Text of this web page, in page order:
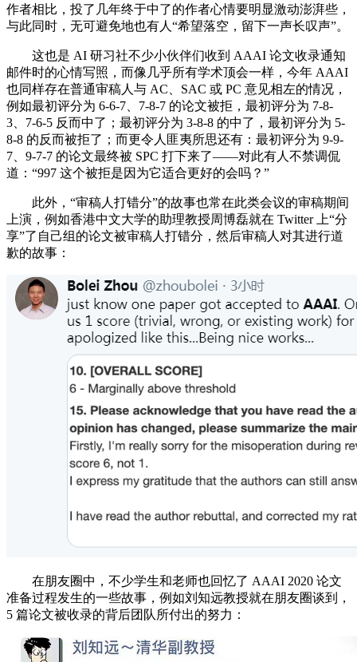
作者相比，投了几年终于中了的作者心情要明显激动澎湃些，
与此同时，无可避免地也有人“希望落空，留下一声长叹声”。
这也是 AI 研习社不少小伙伴们收到 AAAI 论文收录通知
邮件时的心情写照，而像几乎所有学术顶会一样，今年 AAAI
也同样存在普通审稿人与 AC、SAC 或 PC 意见相左的情况，
例如最初评分为 6-6-7、7-8-7 的论文被拒，最初评分为 7-8-
3、7-6-5 反而中了；最初评分为 3-8-8 的中了，最初评分为 5-
8-8 的反而被拒了；而更令人匪夷所思还有：最初评分为 9-9-
7、9-7-7 的论文最终被 SPC 打下来了——对此有人不禁调侃
道：“997 这个被拒是因为它适合更好的会吗？”
此外，“审稿人打错分”的故事也常在此类会议的审稿期间
上演，例如香港中文大学的助理教授周博磊就在 Twitter 上“分
享”了自己组的论文被审稿人打错分，然后审稿人对其进行道
歉的故事：
在朋友圈中，不少学生和老师也回忆了 AAAI 2020 论文
准备过程发生的一些故事，例如刘知远教授就在朋友圈谈到，
5 篇论文被收录的背后团队所付出的努力：